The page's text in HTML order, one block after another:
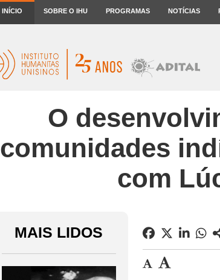
INÍCIO SOBRE O IHU PROGRAMAS NOTÍCIAS
O
comunidades
com
MAIS LIDOS